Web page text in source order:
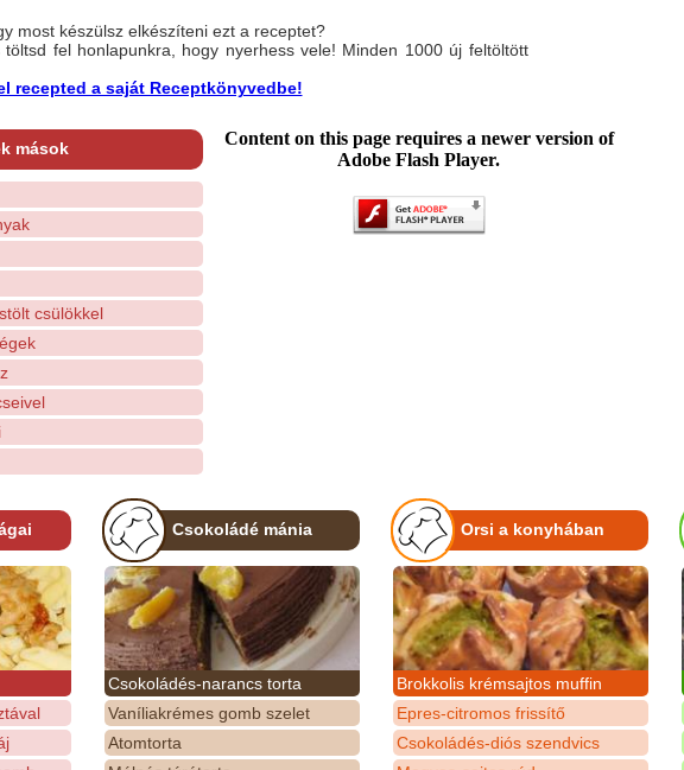
most készülsz elkészíteni ezt a receptet?
fel honlapunkra, hogy nyerhess vele! Minden 1000 új feltöltött
recepted a saját Receptkönyvedbe!
mások
csülökkel
Content on this page requires a newer version of
Adobe Flash Player.
Csokoládé mánia
Csokoládés-narancs torta
Vaníliakrémes gomb szelet
Atomtorta
Orsi a konyhában
Brokkolis krémsajtos muffin
Epres-citromos frissítő
Csokoládés-diós szendvics